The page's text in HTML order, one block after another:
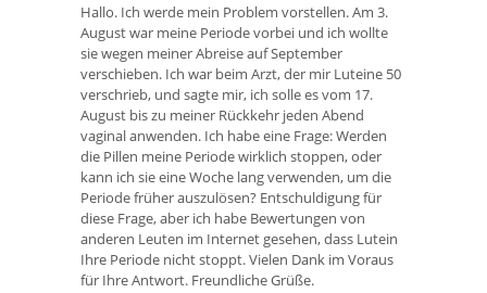
Hallo. Ich werde mein Problem vorstellen. Am 3.
August war meine Periode vorbei und ich wollte
sie wegen meiner Abreise auf September
verschieben. Ich war beim Arzt, der mir Luteine ​​50
verschrieb, und sagte mir, ich solle es vom 17.
August bis zu meiner Rückkehr jeden Abend
vaginal anwenden. Ich habe eine Frage: Werden
die Pillen meine Periode wirklich stoppen, oder
kann ich sie eine Woche lang verwenden, um die
Periode früher auszulösen? Entschuldigung für
diese Frage, aber ich habe Bewertungen von
anderen Leuten im Internet gesehen, dass Lutein
Ihre Periode nicht stoppt. Vielen Dank im Voraus
für Ihre Antwort. Freundliche Grüße.